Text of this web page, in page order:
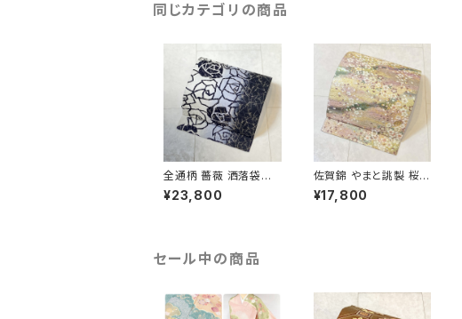
同じカテゴリの商品
全通柄 薔薇 洒落袋帯
銀糸 長尺 正絹 白 黒
青紫 659
¥23,800
佐賀錦 やまと誂製 桜づ
くし 袋帯 正絹 金銀糸
ラメ ピンク 白 722
¥17,800
セール中の商品